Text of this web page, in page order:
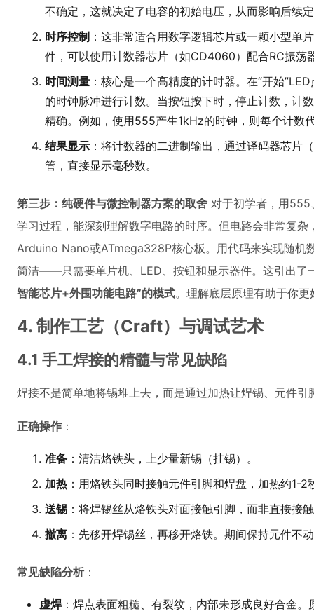
不确定，这就决定了电容的初始电压，从而影响后续
时序控制 ：这非常适合用数字逻辑芯片或一颗小型
件，可以使用计数器芯片（如CD4060）配合RC振荡
时间测量 ：核心是一个高精度的计时器。在“开始
的时钟脉冲进行计数。当按钮按下时，停止计数，计
精确。例如，使用555产生1kHz的时钟，则每个计数
结果显示 ：将计数器的二进制输出，通过译码器芯片
管，直接显示毫秒数。
第三步：纯硬件与微控制器方案的取舍 对于初学者，用555
学习过程，能深刻理解数字电路的时序。但电路会非常复
Arduino Nano或ATmega328P核心板。用代码来实现随机
简洁——只需要单片机、LED、按钮和显示器件。这引出了
智能芯片+外围功能电路”的模式。理解底层原理有助于你
4. 制作工艺（Craft）与调试艺术
4.1 手工焊接的精髓与常见缺陷
焊接不是简单地将锡堆上去，而是通过加热让焊锡、元件
正确操作 ：
准备 ：清洁烙铁头，上少量新锡（挂锡）。
加热 ：用烙铁头同时接触元件引脚和焊盘，加热约1-2
送锡 ：将焊锡丝从烙铁头对面接触引脚，而非直接接
撤离 ：先移开焊锡丝，再移开烙铁。期间保持元件不
常见缺陷分析 ：
虚焊：焊点表面粗糙、有裂纹，内部未形成良好合金